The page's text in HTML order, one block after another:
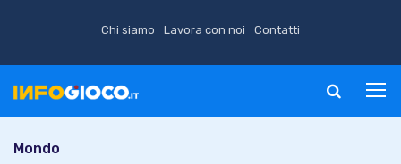
Chi siamo Lavora con noi Contatti
Mondo